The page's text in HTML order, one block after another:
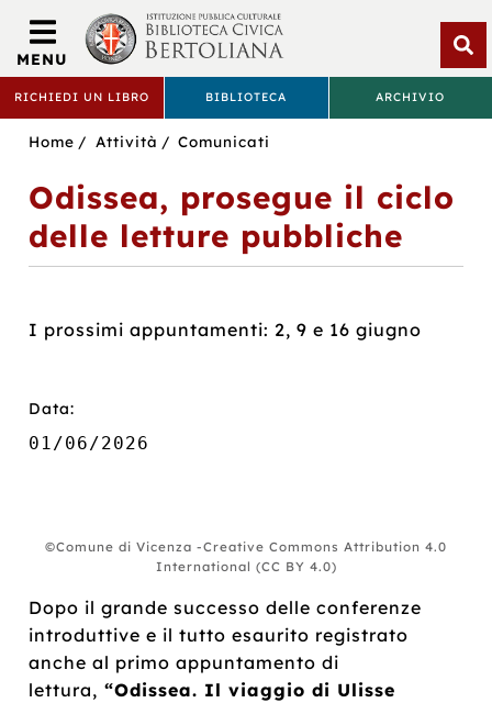
BIBLIOTECA
BERTOLIANA
RICHIEDI UN LIBRO BIBLIOTECA ARCHIVIO
MENU
Bertoliana
Sei
Home Attività Comunicati
Odissea, prosegue il ciclo
delle letture pubbliche
I prossimi appuntamenti: 2, 9 e 16 giugno
Data:
01/06/2026
©Comune di Vicenza -Creative Commons Attribution 4.0
International (CC BY 4.0)
Dopo il grande successo delle conferenze
introduttive e il tutto esaurito registrato
anche al primo appuntamento di
lettura, “Odissea. Il viaggio di Ulisse